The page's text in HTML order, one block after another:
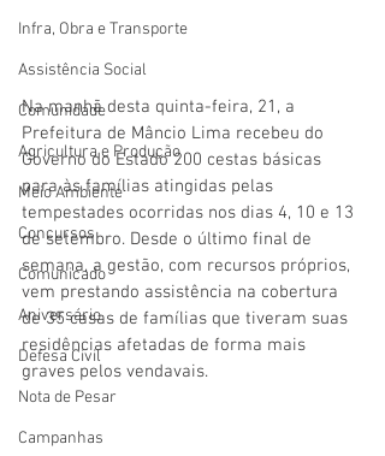
Infra, Obra e Transporte
Assistência Social
Comunidade
Agricultura e Produção
Meio Ambiente
Concursos
Comunicado
Aniversário
Defesa Civil
Nota de Pesar
Campanhas
Na manhã desta quinta-feira, 21, a
Prefeitura de Mâncio Lima recebeu do
Governo do Estado 200 cestas básicas
para às famílias atingidas pelas
tempestades ocorridas nos dias 4, 10 e 13
de setembro. Desde o último final de
semana, a gestão, com recursos próprios,
vem prestando assistência na cobertura
de 35 casas de famílias que tiveram suas
residências afetadas de forma mais
graves pelos vendavais.